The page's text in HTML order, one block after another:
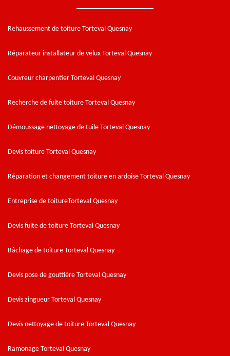
Rehaussement de toiture Torteval Quesnay
Réparateur installateur de velux Torteval Quesnay
Couvreur charpentier Torteval Quesnay
Recherche de fuite toiture Torteval Quesnay
Démoussage nettoyage de tuile Torteval Quesnay
Devis toiture Torteval Quesnay
Réparation et changement toiture en ardoise Torteval Quesnay
Entreprise de toitureTorteval Quesnay
Devis fuite de toiture Torteval Quesnay
Bâchage de toiture Torteval Quesnay
Devis pose de gouttière Torteval Quesnay
Devis zingueur Torteval Quesnay
Devis nettoyage de toiture Torteval Quesnay
Ramonage Torteval Quesnay